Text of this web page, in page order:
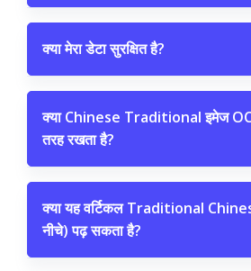
क्या मेरा डेटा सुरक्षित है?
क्या Chinese Traditional इमेज
तरह रखता है?
क्या यह वर्टिकल Traditional
नीचे) पढ़ सकता है?